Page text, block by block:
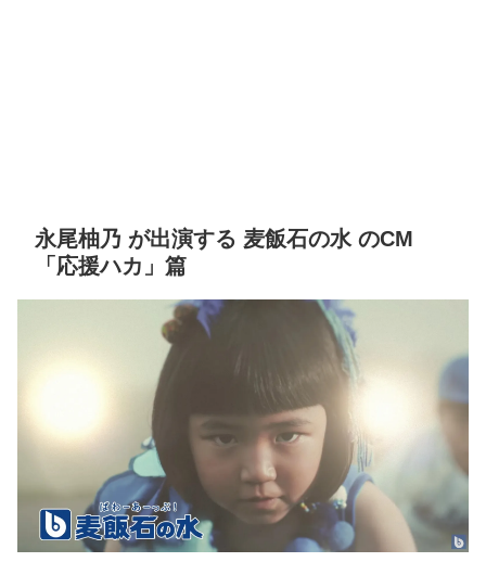
永尾柚乃 が出演する 麦飯石の水 のCM
「応援ハカ」篇